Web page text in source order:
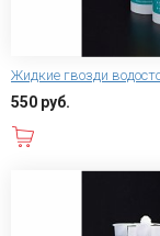
Жидкие гвозди
550 руб.